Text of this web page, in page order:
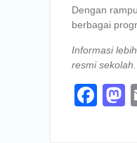
Dengan
berbagai
Informasi
resmi sekolah.